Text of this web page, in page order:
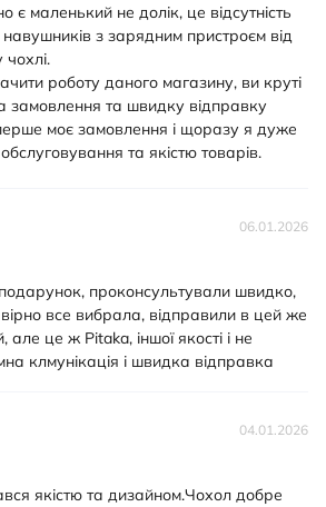
є маленький не долік, це відсутність
з зарядним пристроєм від
роботу даного магазину, ви круті
замовлення та швидку відправку
моє замовлення і щоразу я дуже
та якістю товарів.
06.01.2026
проконсультували швидко,
все вибрала, відправили в цей же
це ж Pitaka, іншої якості і не
клмунікація і швидка відправка
04.01.2026
якістю та дизайном.Чохол добре